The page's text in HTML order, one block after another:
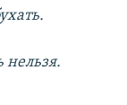
нельзя.